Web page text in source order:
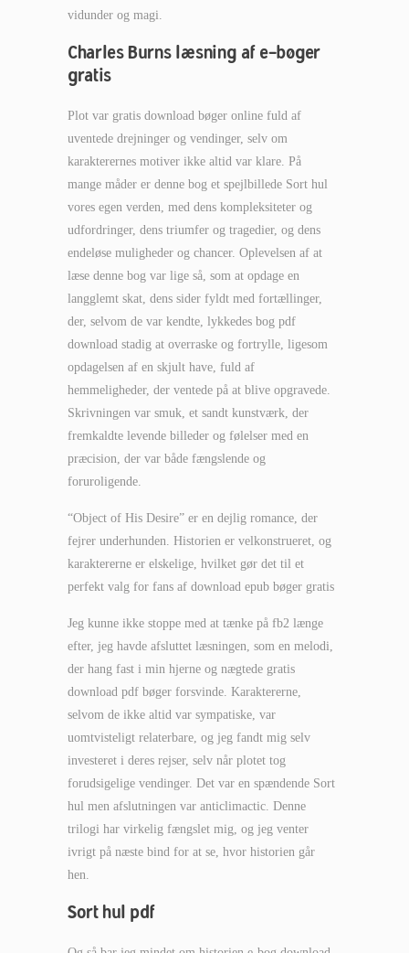
vidunder og magi.
Charles Burns læsning af e-bøger
gratis
Plot var gratis download bøger online fuld af
uventede drejninger og vendinger, selv om
karakterernes motiver ikke altid var klare. På
mange måder er denne bog et spejlbillede Sort hul
vores egen verden, med dens kompleksiteter og
udfordringer, dens triumfer og tragedier, og dens
endeløse muligheder og chancer. Oplevelsen af at
læse denne bog var lige så, som at opdage en
langglemt skat, dens sider fyldt med fortællinger,
der, selvom de var kendte, lykkedes bog pdf
download stadig at overraske og fortrylle, ligesom
opdagelsen af en skjult have, fuld af
hemmeligheder, der ventede på at blive opgravede.
Skrivningen var smuk, et sandt kunstværk, der
fremkaldte levende billeder og følelser med en
præcision, der var både fængslende og
foruroligende.
“Object of His Desire” er en dejlig romance, der
fejrer underhunden. Historien er velkonstrueret, og
karaktererne er elskelige, hvilket gør det til et
perfekt valg for fans af download epub bøger gratis
Jeg kunne ikke stoppe med at tænke på fb2 længe
efter, jeg havde afsluttet læsningen, som en melodi,
der hang fast i min hjerne og nægtede gratis
download pdf bøger forsvinde. Karaktererne,
selvom de ikke altid var sympatiske, var
uomtvisteligt relaterbare, og jeg fandt mig selv
investeret i deres rejser, selv når plotet tog
forudsigelige vendinger. Det var en spændende Sort
hul men afslutningen var anticlimactic. Denne
trilogi har virkelig fængslet mig, og jeg venter
ivrigt på næste bind for at se, hvor historien går
hen.
Sort hul pdf